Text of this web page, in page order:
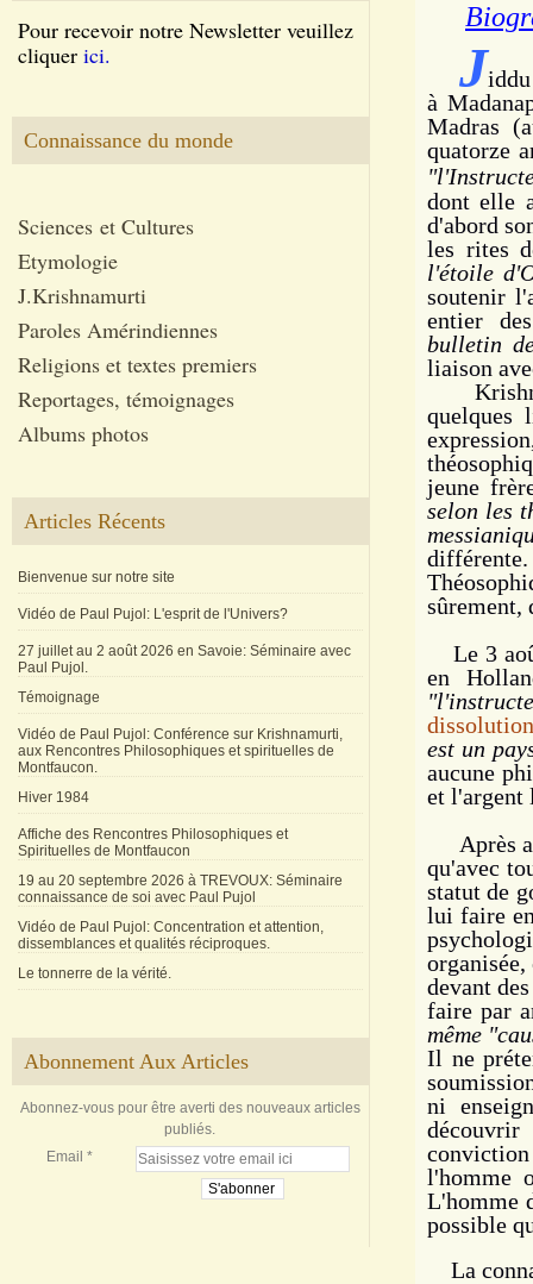
Pour recevoir notre Newsletter veuillez
cliquer ici.
Connaissance du monde
Sciences et Cultures
Etymologie
J.Krishnamurti
Paroles Amérindiennes
Religions et textes premiers
Reportages, témoignages
Albums photos
Articles Récents
Bienvenue sur notre site
Vidéo de Paul Pujol: L'esprit de l'Univers?
27 juillet au 2 août 2026 en Savoie: Séminaire avec
Paul Pujol.
Témoignage
Vidéo de Paul Pujol: Conférence sur Krishnamurti,
aux Rencontres Philosophiques et spirituelles de
Montfaucon.
Hiver 1984
Affiche des Rencontres Philosophiques et
Spirituelles de Montfaucon
19 au 20 septembre 2026 à TREVOUX: Séminaire
connaissance de soi avec Paul Pujol
Vidéo de Paul Pujol: Concentration et attention,
dissemblances et qualités réciproques.
Le tonnerre de la vérité.
Abonnement Aux Articles
Abonnez-vous pour être averti des nouveaux articles
publiés.
Email
J
à
Madras
quatorze
dont elle
d'abord
les rites
l'étoile
soutenir
entier
bulletin
liaison
quelques
jeune
selon les
sûrement,
Le 3
en
est un
aucune
et l'argent
Après
qu'avec
statut de
lui faire
devant
faire par
même
Il ne
ni
l'homme
L'homme
possible
La